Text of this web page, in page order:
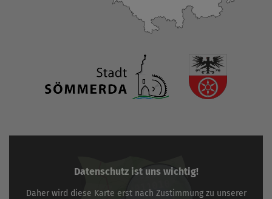
Datenschutz ist uns wichtig!
Daher wird diese Karte erst nach Zustimmung zu unserer